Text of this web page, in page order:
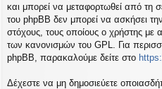
και μπορεί να μεταφορτωθεί από τη
του phpBB δεν μπορεί να ασκήσει
στόχους, τους οποίους ο χρήστης με
των κανονισμών του GPL. Για
phpBB, παρακαλούμε δείτε στο
Δέχεστε να μη δημοσιεύετε